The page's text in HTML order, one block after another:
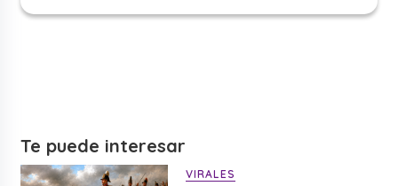
Te puede interesar
VIRALES